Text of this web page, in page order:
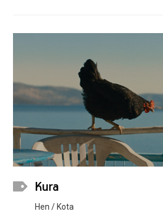
Kura
Hen / Kota